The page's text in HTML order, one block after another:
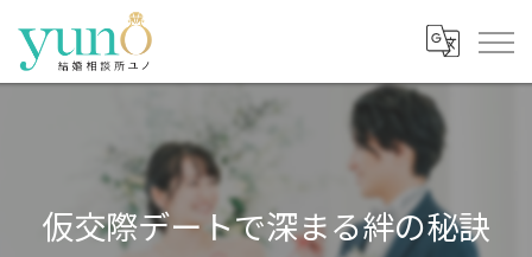
仮交際デートで深まる絆の秘訣